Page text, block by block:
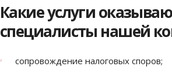
Какие услуги
специалисты нашей
сопровождение налоговых споров;